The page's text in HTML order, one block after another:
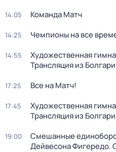
14:05 Команда Матч
14:25 Чемпионы на все
14:55
Художественная
Трансляция из
17:25 Все на Матч!
17:45
Художественная
Трансляция из
19:00
Смешанные
Дейвесона Фигередо.